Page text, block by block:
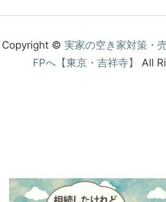
Copyright © 実家の空き家対策・
FPへ【東京・吉祥寺】
All